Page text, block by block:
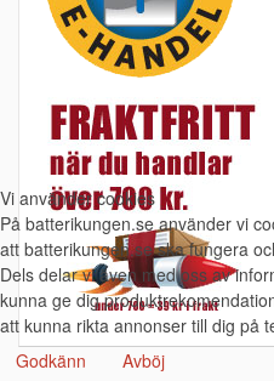
Vi använder cookies
På batterikungen.se använder vi
att batterikungen.se ska fungera
Dels delar vi även med oss av
kunna ge dig
att kunna rikta annonser till dig på
Godkänn
Avböj